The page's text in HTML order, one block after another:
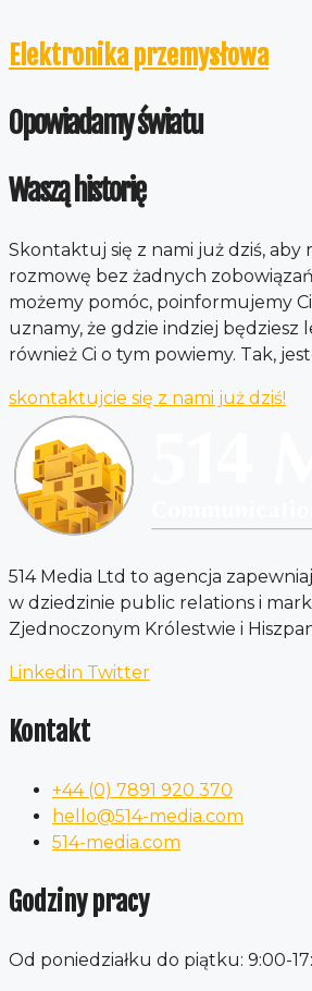
Elektronika przemysłowa
Opowiadamy światu
Waszą historię
Skontaktuj się z nami już dziś, aby
rozmowę bez żadnych
możemy pomóc, poinformujemy
uznamy, że gdzie indziej będziesz
również Ci o tym powiemy. Tak,
skontaktujcie się z nami już dziś!
514 Media Ltd to agencja
w dziedzinie public relations i
Zjednoczonym Królestwie i
Linkedin Twitter
Kontakt
+44 (0) 7891 920 370
hello@514-media.com
514-media.com
Godziny pracy
Od poniedziałku do piątku: 9:00-